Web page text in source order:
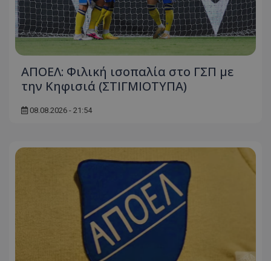
ΑΠΟΕΛ: Φιλική ισοπαλία στο ΓΣΠ με
την Κηφισιά (ΣΤΙΓΜΙΟΤΥΠΑ)
08.08.2026 - 21:54